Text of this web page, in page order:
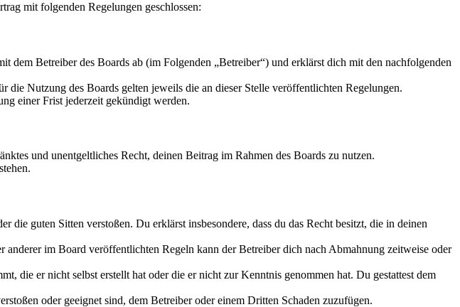
mit folgenden Regelungen geschlossen:
Betreiber des Boards ab (im Folgenden „Betreiber“) und erklärst dich mit den nachfolgenden
Nutzung des Boards gelten jeweils die an dieser Stelle veröffentlichten Regelungen.
einer Frist jederzeit gekündigt werden.
und unentgeltliches Recht, deinen Beitrag im Rahmen des Boards zu nutzen.
die guten Sitten verstoßen. Du erklärst insbesondere, dass du das Recht besitzt, die in deinen
im Board veröffentlichten Regeln kann der Betreiber dich nach Abmahnung zeitweise oder
die er nicht selbst erstellt hat oder die er nicht zur Kenntnis genommen hat. Du gestattest dem
oder geeignet sind, dem Betreiber oder einem Dritten Schaden zuzufügen.